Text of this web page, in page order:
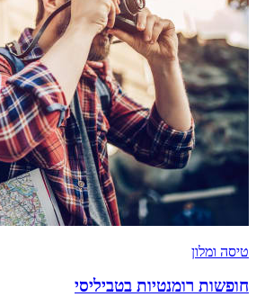
טיסה ומלון
חופשות רומנטיות בטביליסי